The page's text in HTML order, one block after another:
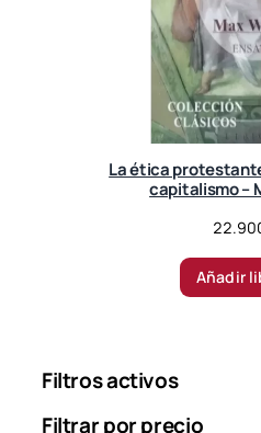
La ética
capitalismo –
Añadir
Filtros activos
Filtrar por precio